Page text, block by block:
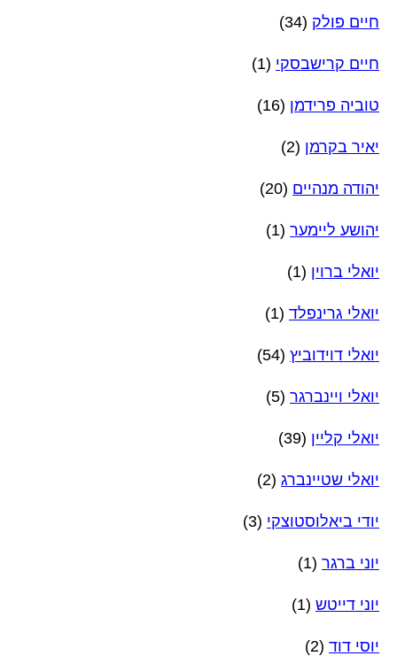
חיים פולק (34)
חיים קרישבסקי (1)
טוביה פרידמן (16)
יאיר בקרמן (2)
יהודה מנהיים (20)
יהושע ליימער (1)
יואלי ברוין (1)
יואלי גרינפלד (1)
יואלי דוידוביץ (54)
יואלי ויינברגר (5)
יואלי קליין (39)
יואלי שטיינברג (2)
יודי ביאלוסטוצקי (3)
יוני ברגר (1)
יוני דייטש (1)
יוסי דוד (2)